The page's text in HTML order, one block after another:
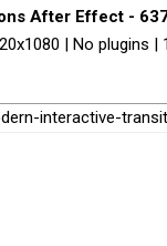
After Effect -
| No plugins |
interactive-